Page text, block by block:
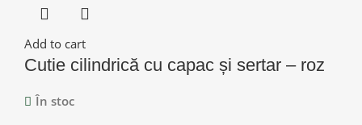
Add to cart
Cutie cilindrică cu capac și sertar – roz
În stoc